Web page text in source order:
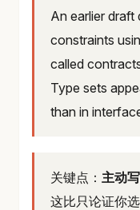
An earlier draft
constraints
called
Type sets
than in
关键点： 主动
这比只论证你